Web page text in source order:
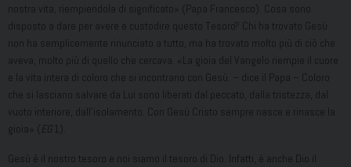
nostra vita, riempiendola di significato» (Papa Francesco). Cosa sono
disposto a dare per avere e custodire questo Tesoro? Chi ha trovato Gesù
non ha semplicemente rinunciato a tutto, ma ha trovato molto più di ciò che
aveva, molto più di quello che cercava. «La gioia del Vangelo riempie il cuore
e la vita intera di coloro che si incontrano con Gesù. – dice il Papa – Coloro
che si lasciano salvare da Lui sono liberati dal peccato, dalla tristezza, dal
vuoto interiore, dall’isolamento. Con Gesù Cristo sempre nasce e rinasce la
gioia» ( EG 1).
Gesù è il nostro tesoro e noi siamo il tesoro di Dio. Infatti, è anche Dio il